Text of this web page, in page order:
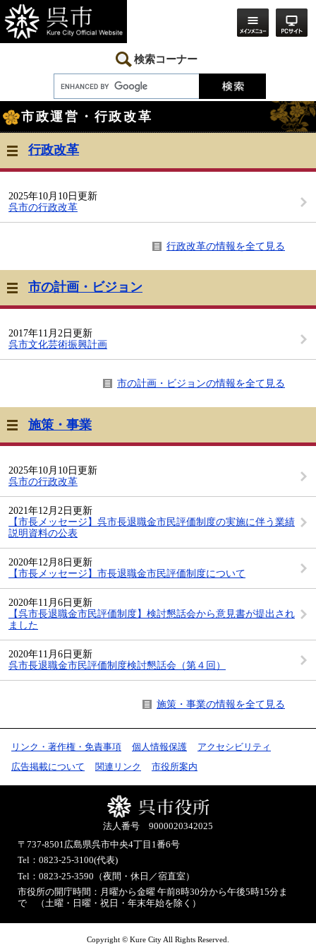
ー
ジ
の
ニ
ュ
ー
て
本
文
へ
検索コーナー
文
市政運営・行政改革
行政改革
2025年10月10日更新
呉市の行政改革
行政改革の情報を全て見る
市の計画・ビジョン
2017年11月2日更新
呉市文化芸術振興計画
市の計画・ビジョンの情報を全て見る
施策・事業
2025年10月10日更新
呉市の行政改革
2021年12月2日更新
【市長メッセージ】呉市長退職金市民評価制度の実施に伴う業績
説明資料の公表
2020年12月8日更新
【市長メッセージ】市長退職金市民評価制度について
2020年11月6日更新
【呉市長退職金市民評価制度】検討懇話会から意見書が提出され
ました
2020年11月6日更新
呉市長退職金市民評価制度検討懇話会（第４回）
施策・事業の情報を全て見る
リンク・著作権・免責事項 個人情報保護
アクセシビリティ
広告掲載について
関連リンク 市役所案内
法人番号 9000020342025
〒737-8501広島県呉市中央4丁目1番6号
Tel：0823-25-3100(代表)
Tel：0823-25-3590（夜間・休日／宿直室）
市役所の開庁時間：月曜から金曜 午前8時30分から午後5時15分ま
で （土曜・日曜・祝日・年末年始を除く）
Copyright © Kure City All Rights Reserved.